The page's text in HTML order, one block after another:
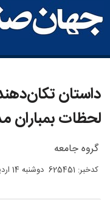
داستان
لحظات بمباران
گروه جامعه
کدخبر: 625451 دوشنبه 14 اردیبهشت 1405